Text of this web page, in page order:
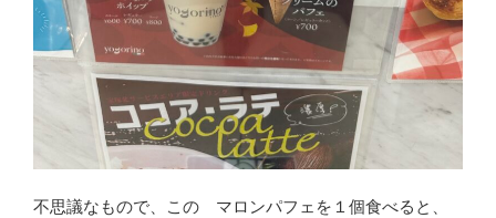
不思議なもので、この マロンパフェを１個食べると、